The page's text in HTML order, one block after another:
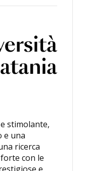
stimolante,
e una
ricerca
con le